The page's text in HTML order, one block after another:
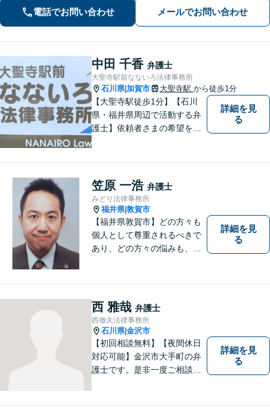
の多くの方から喜ばれております。
【初回３０分間相談無料】
電話でお問い合わせ メールでお問い合わせ
中田 千香 弁護士
大聖寺駅前なないろ法律事務所
石川県|加賀市 大聖寺駅 から徒歩1分
【大聖寺駅徒歩1分】【石川
県・福井県周辺で活動する弁
護士】依頼者さまの希望を尊
軽にご相談ください。土日祝
も対応可能です。【法テラス
可】
詳細を見
る
笠原 一浩 弁護士
みどり法律事務所
福井県|敦賀市
【福井県敦賀市】どの方々も
個人として尊重されるべきで
あり、どの方々の悩みも、そ
す。 また、言葉の壁や専門知
識の壁も越えて、解決が図ら
れる必要があります。
詳細を見
る
西 雅哉 弁護士
西徹夫法律事務所
石川県|金沢市
【初回相談無料】【夜間休日
対応可能】金沢市大手町の弁
護士です。是非一度ご相談く
詳細を見
る